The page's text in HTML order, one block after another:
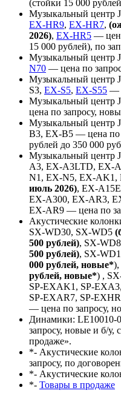
(стойки 15 000
Музыкальный центр
EX-HR9, EX-HR7,
2026), EX-HR5 —
15 000 рублей), по
Музыкальный центр
N70 — цена по
Музыкальный центр
S3, EX-S5, EX-S55 —
Музыкальный центр
цена по запросу,
Музыкальный центр
B3, EX-B5 — цена по
рублей до 350 000
Музыкальный центр
A3, EX-A3LTD, EX-
N1, EX-N5, EX-AK1,
июль 2026), EX-
EX-A300, EX-AR3,
EX-AR9 — цена по
Акустические
SX-WD30, SX-WD5
500 рублей), SX-WD8
500 рублей), SX-
000 рублей, новые*),
рублей, новые*) ,
SP-EXAK1, SP-
SP-EXAR7, SP-
— цена по запросу,
Динамики: LE10010-
запросу, новые и б/у,
продаже».
*- Акустические
запросу, по
*- Акустические
*- Товары в продаже